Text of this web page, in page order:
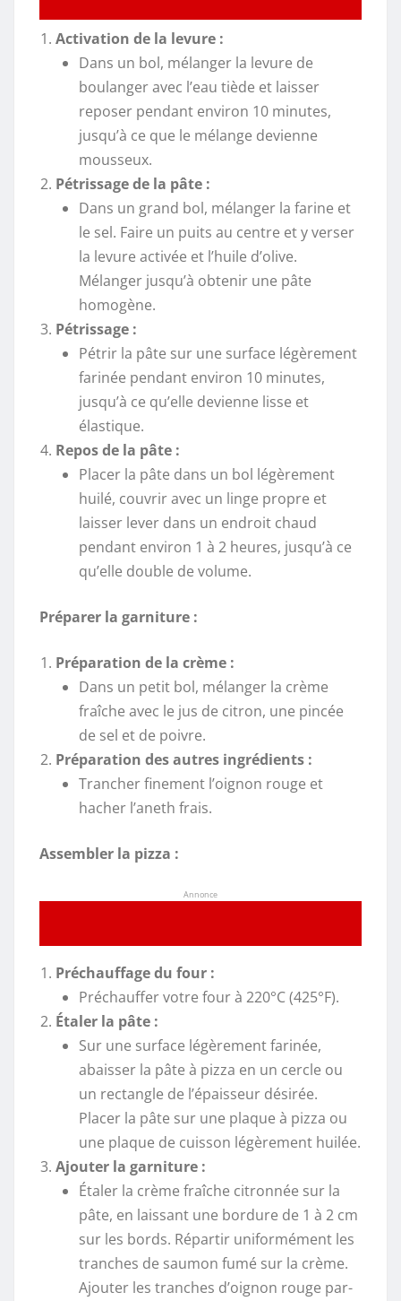
Activation de la levure :
Dans un bol, mélanger la levure de
boulanger avec l’eau tiède et laisser
reposer pendant environ 10 minutes,
jusqu’à ce que le mélange devienne
mousseux.
Pétrissage de la pâte :
Dans un grand bol, mélanger la farine et
le sel. Faire un puits au centre et y verser
la levure activée et l’huile d’olive.
Mélanger jusqu’à obtenir une pâte
homogène.
Pétrissage :
Pétrir la pâte sur une surface légèrement
farinée pendant environ 10 minutes,
jusqu’à ce qu’elle devienne lisse et
élastique.
Repos de la pâte :
Placer la pâte dans un bol légèrement
huilé, couvrir avec un linge propre et
laisser lever dans un endroit chaud
pendant environ 1 à 2 heures, jusqu’à ce
qu’elle double de volume.
Préparer la garniture :
Préparation de la crème :
Dans un petit bol, mélanger la crème
fraîche avec le jus de citron, une pincée
de sel et de poivre.
Préparation des autres ingrédients :
Trancher finement l’oignon rouge et
hacher l’aneth frais.
Assembler la pizza :
Annonce
Préchauffage du four :
Préchauffer votre four à 220°C (425°F).
Étaler la pâte :
Sur une surface légèrement farinée,
abaisser la pâte à pizza en un cercle ou
un rectangle de l’épaisseur désirée.
Placer la pâte sur une plaque à pizza ou
une plaque de cuisson légèrement huilée.
Ajouter la garniture :
Étaler la crème fraîche citronnée sur la
pâte, en laissant une bordure de 1 à 2 cm
sur les bords. Répartir uniformément les
tranches de saumon fumé sur la crème.
Ajouter les tranches d’oignon rouge par-